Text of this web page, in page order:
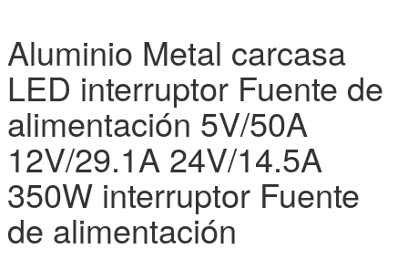
Aluminio Metal carcasa
LED interruptor Fuente de
alimentación 5V/50A
12V/29.1A 24V/14.5A
350W interruptor Fuente
de alimentación